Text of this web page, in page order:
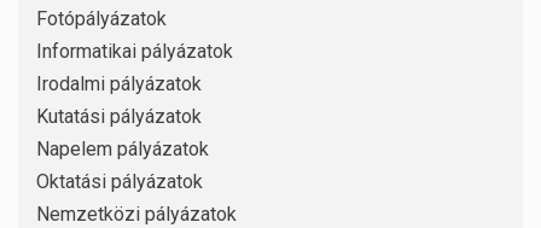
Fotópályázatok
Informatikai pályázatok
Irodalmi pályázatok
Kutatási pályázatok
Napelem pályázatok
Oktatási pályázatok
Nemzetközi pályázatok